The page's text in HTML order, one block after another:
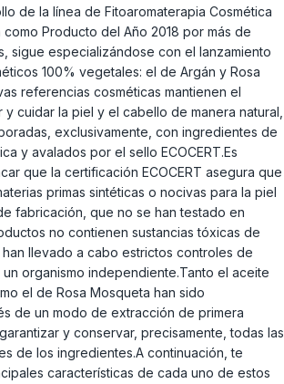
de la línea de Fitoaromaterapia Cosmética
Producto del Año 2018 por más de
sigue especializándose con el lanzamiento
100% vegetales: el de Argán y Rosa
referencias cosméticas mantienen el
cuidar la piel y el cabello de manera natural,
exclusivamente, con ingredientes de
y avalados por el sello ECOCERT.Es
que la certificación ECOCERT asegura que
primas sintéticas o nocivas para la piel
fabricación, que no se han testado en
no contienen sustancias tóxicas de
llevado a cabo estrictos controles de
organismo independiente.Tanto el aceite
el de Rosa Mosqueta han sido
de un modo de extracción de primera
y conservar, precisamente, todas las
de los ingredientes.A continuación, te
características de cada uno de estos